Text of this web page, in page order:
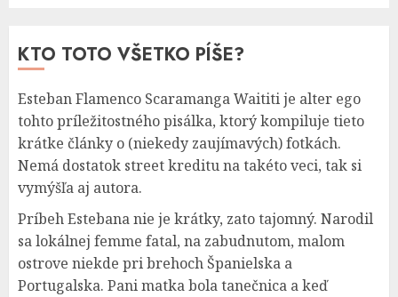
KTO TOTO VŠETKO PÍŠE?
Esteban Flamenco Scaramanga Waititi je alter ego
tohto príležitostného pisálka, ktorý kompiluje tieto
krátke články o (niekedy zaujímavých) fotkách.
Nemá dostatok street kreditu na takéto veci, tak si
vymýšľa aj autora.
Príbeh Estebana nie je krátky, zato tajomný. Narodil
sa lokálnej femme fatal, na zabudnutom, malom
ostrove niekde pri brehoch Španielska a
Portugalska. Pani matka bola tanečnica a keď